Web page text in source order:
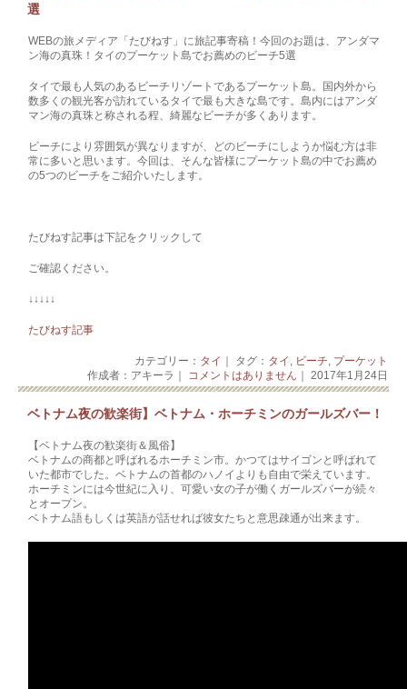
選
WEBの旅メディア「たびねす」に旅記事寄稿！今回のお題は、アンダマ
ン海の真珠！タイのプーケット島でお薦めのビーチ5選
タイで最も人気のあるビーチリゾートであるプーケット島。国内外から
数多くの観光客が訪れているタイで最も大きな島です。島内にはアンダ
マン海の真珠と称される程、綺麗なビーチが多くあります。
ビーチにより雰囲気が異なりますが、どのビーチにしようか悩む方は非
常に多いと思います。今回は、そんな皆様にプーケット島の中でお薦め
の5つのビーチをご紹介いたします。
たびねす記事は下記をクリックして
ご確認ください。
↓↓↓↓↓
たびねす記事
カテゴリー： タイ ｜ タグ： タイ , ビーチ, プーケット
作成者：アキーラ｜ コメントはありません ｜ 2017年1月24日
ベトナム夜の歓楽街】ベトナム・ホーチミンのガールズバー！
【ベトナム夜の歓楽街＆風俗】
ベトナムの商都と呼ばれるホーチミン市。かつてはサイゴンと呼ばれて
いた都市でした。ベトナムの首都のハノイよりも自由で栄えています。
ホーチミンには今世紀に入り、可愛い女の子が働くガールズバーが続々
とオープン。
ベトナム語もしくは英語が話せれば彼女たちと意思疎通が出来ます。